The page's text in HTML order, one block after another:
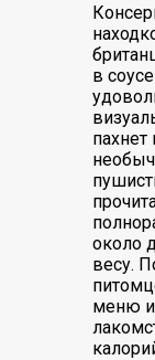
в
пахнет
около
весу.
меню